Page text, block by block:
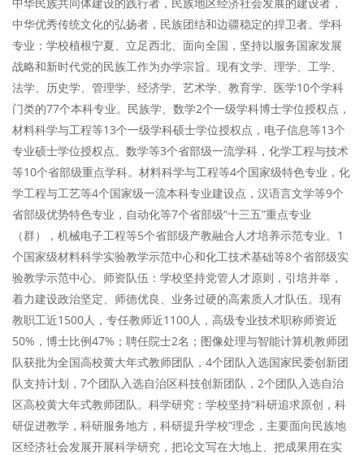
中华优秀传统文化的弘扬者，民族团结和边疆稳定的捍卫者。学科
专业：学校植根宁夏、立足西北、面向全国，坚持以服务国家发展
战略和新时代党的民族工作为办学宗旨。现有文学、理学、工学、
法学、历史学、管理学、经济学、艺术学、教育学、医学10个学科
门类的77个本科专业。民族学、数学2个一级学科博士学位授权点，
材料科学与工程等13个一级学科硕士学位授权点，电子信息等13个
专业硕士学位授权点。数学等3个省部级一流学科，化学工程与技术
等10个省部级重点学科。材料科学与工程等4个国家级特色专业，化
学工程与工艺等4个国家级一流本科专业建设点，汉语言文学等9个
省部级优势特色专业，自动化等7个省部级“十三五”重点专业
（群），机械电子工程等5个省部级产教融合人才培养示范专业。1
个国家级材料科学实验教学示范中心和化工技术基础等8个省部级实
验教学示范中心。师资队伍：学校坚持党管人才原则，引培并举，
着力建设政治坚定、师德优良、业务过硬的高素质人才队伍。现有
教职工近1500人，专任教师近1100人，高级专业技术职称师资近
50%，博士比例47%；聘任院士2名；图像处理与智能计算机教师团
队获批为全国高校黄大年式教师团队，4个团队入选国家民委创新团
队支持计划，7个团队入选自治区科技创新团队，2个团队入选自治
区高校黄大年式教师团队。科学研究：学校坚持“科研追求原创，科
研促进教学，科研服务地方，科研提升学校”理念，主要面向民族地
区经济社会发展开展科学研究，把论文写在大地上、把成果用在实